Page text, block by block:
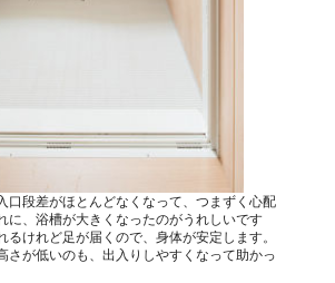
口段差がほとんどなくなって、つまずく心配
に、浴槽が大きくなったのがうれしいです
るけれど足が届くので、身体が安定します。
さが低いのも、出入りしやすくなって助かっ